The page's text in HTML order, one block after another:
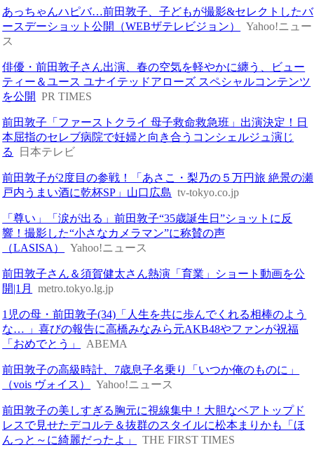
あっちゃんハピバ…前田敦子、子どもが撮影&セレクトしたバ
ースデーショット公開（WEBザテレビジョン）
Yahoo!ニュー
ス
俳優・前田敦子さん出演、春の空気を軽やかに纏う、ビュー
ティー＆ユース ユナイテッドアローズ スペシャルコンテンツ
を公開 PR TIMES
前田敦子「ファーストクライ 母子救命救急班」出演決定！日
本屈指のセレブ病院で妊婦と向き合うコンシェルジュ演じ
る
日本テレビ
前田敦子が2度目の参戦！「あさこ・梨乃の５万円旅 絶景の瀬
戸内うまい酒に乾杯SP」山口広島 tv-tokyo.co.jp
「尊い」「涙が出る」前田敦子“35歳誕生日”ショットに反
響！撮影した“小さなカメラマン”に称賛の声
（LASISA）
Yahoo!ニュース
前田敦子さん＆須賀健太さん熱演「育業」ショート動画を公
開|1月
metro.tokyo.lg.jp
1児の母・前田敦子(34)「人生を共に歩んでくれる相棒のよう
な… 」喜びの報告に高橋みなみら元AKB48やファンが祝福
「おめでとう」
ABEMA
前田敦子の高級時計、7歳息子名乗り「いつか俺のものに」
（vois ヴォイス）
Yahoo!ニュース
前田敦子の美しすぎる胸元に視線集中！大胆なベアトップド
レスで見せたデコルテ＆抜群のスタイルに松本まりかも「ほ
んっと～に綺麗だったよ」
THE FIRST TIMES